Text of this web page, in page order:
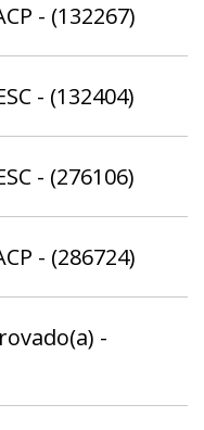
- (132267)
- (132404)
- (276106)
- (286724)
-